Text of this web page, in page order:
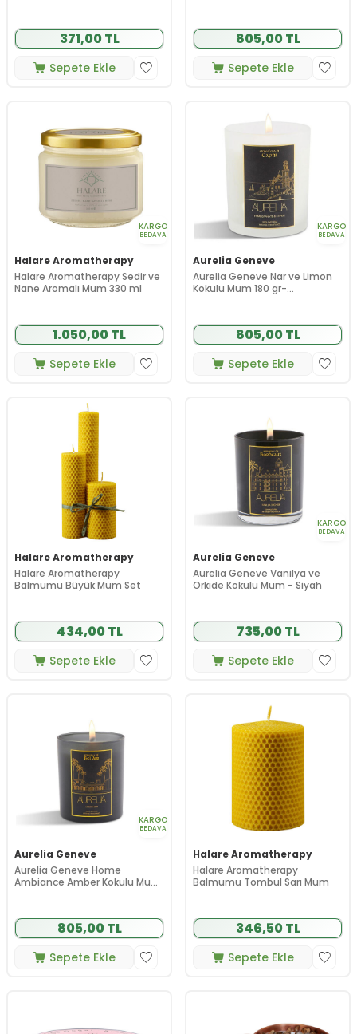
371,00 TL
Sepete Ekle
805,00 TL
Sepete Ekle
KARGO
BEDAVA
Halare Aromatherapy
Halare Aromatherapy Sedir ve
Nane Aromalı Mum 330 ml
1.050,00 TL
Sepete Ekle
KARGO
BEDAVA
Aurelia Geneve
Aurelia Geneve Nar ve Limon
Kokulu Mum 180 gr-
805,00 TL
Sepete Ekle
Halare Aromatherapy
Halare Aromatherapy
Balmumu Büyük Mum Set
434,00 TL
Sepete Ekle
KARGO
BEDAVA
Aurelia Geneve
Aurelia Geneve Vanilya ve
Orkide Kokulu Mum - Siyah
735,00 TL
Sepete Ekle
KARGO
BEDAVA
Aurelia Geneve
Aurelia Geneve Home
Ambiance Amber Kokulu Mum
805,00 TL
Sepete Ekle
Halare Aromatherapy
Halare Aromatherapy
Balmumu Tombul Sarı Mum
346,50 TL
Sepete Ekle